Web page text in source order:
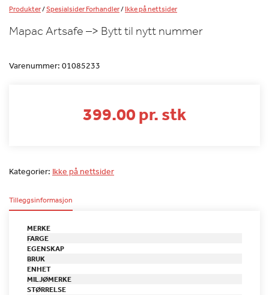
Produkter/Spesialsider Forhandler/Ikke på nettsider
Mapac Artsafe –> Bytt til nytt nummer
Varenummer: 01085233
399.00 pr. stk
Kategorier: Ikke på nettsider
Tilleggsinformasjon
MERKE
FARGE
EGENSKAP
BRUK
ENHET
MILJØMERKE
STØRRELSE